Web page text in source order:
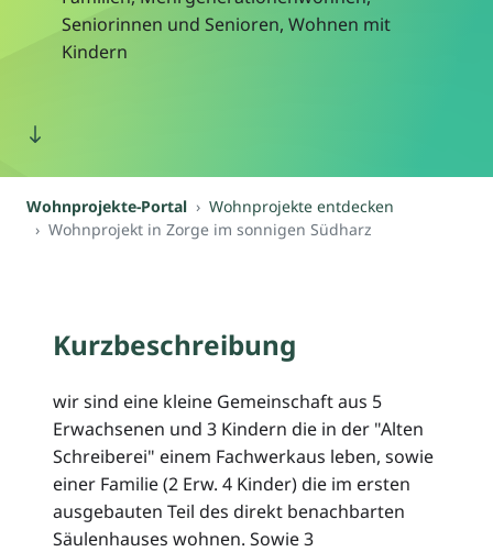
Seniorinnen und Senioren, Wohnen mit
Kindern
Wohnprojekte-Portal
Wohnprojekte entdecken
Wohnprojekt in Zorge im sonnigen Südharz
Kurzbeschreibung
wir sind eine kleine Gemeinschaft aus 5
Erwachsenen und 3 Kindern die in der "Alten
Schreiberei" einem Fachwerkaus leben, sowie
einer Familie (2 Erw. 4 Kinder) die im ersten
ausgebauten Teil des direkt benachbarten
Säulenhauses wohnen. Sowie 3